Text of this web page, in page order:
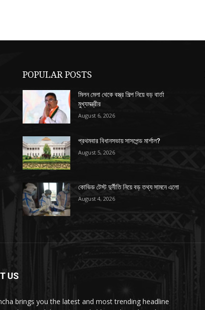
POPULAR POSTS
মিলন মেলা থেকে বস্ত্র শিল্প নিয়ে বড় বার্তা
মুখ্যমন্ত্রীর
August 6, 2026
প্রথমবার বিধানসভায় সাসপেন্ড মার্শাল?
August 5, 2026
কোভিড টেস্ট দুর্নীতি নিয়ে বড় তথ্য সামনে এলো
August 4, 2026
US
brings you the latest and most trending headline